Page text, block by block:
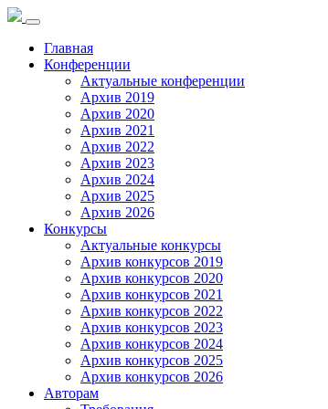
Toggle
navigation
Главная
Конференции
Актуальные конференции
Архив 2019
Архив 2020
Архив 2021
Архив 2022
Архив 2023
Архив 2024
Архив 2025
Архив 2026
Конкурсы
Актуальные конкурсы
Архив конкурсов 2019
Архив конкурсов 2020
Архив конкурсов 2021
Архив конкурсов 2022
Архив конкурсов 2023
Архив конкурсов 2024
Архив конкурсов 2025
Архив конкурсов 2026
Авторам